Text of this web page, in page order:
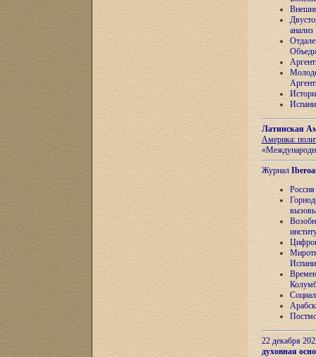
анализ
Латинская
Америка:
Журнал
22 декабря
духовная